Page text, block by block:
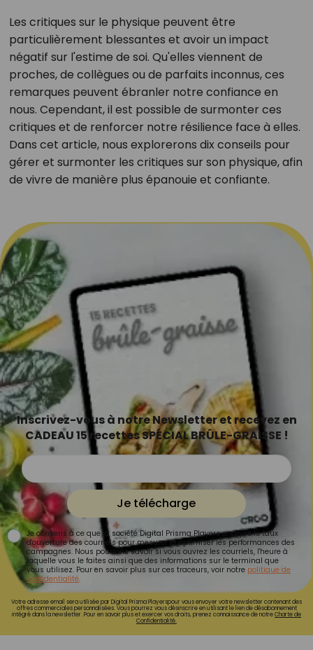
Les critiques sur le physique peuvent être
particulièrement blessantes et avoir un impact
négatif sur l'estime de soi. Qu'elles viennent de
proches, de collègues ou de parfaits inconnus, ces
remarques peuvent ébranler notre confiance en
nous. Cependant, il est possible de surmonter ces
critiques et de renforcer notre résilience face à elles.
Dans cet article, nous explorerons dix conseils pour
gérer et surmonter les critiques sur son physique, afin
de vivre de manière plus épanouie et confiante.
Inscrivez-vous à notre Newsletter et recevez en
CADEAU 15 recettes SPÉCIAL BRÛLE-GRAISSE !
Je télécharge
Je consens à ce que la société Digital Prisma Players analyse le taux
d'ouverture des courriels pour mesurer et optimiser les performances des
campagnes. Nous pourrons savoir si vous ouvrez les courriels, l'heure à
laquelle vous le faites ainsi que des informations sur le terminal que
vous utilisez. Pour en savoir plus sur ces traceurs, voir notre politique de
confidentialité.
Votre adresse email sera utilisée par Digital Prisma Playerspour vous envoyer votre newsletter contenant des
offres commerciales personnalisées. Vous pourrez vous désinscrire en utilisant le lien de désabonnement
intégré dans la newsletter. Pour en savoir plus et exercer vos droits, prenez connaissance de notreCharte de
Confidentialité.